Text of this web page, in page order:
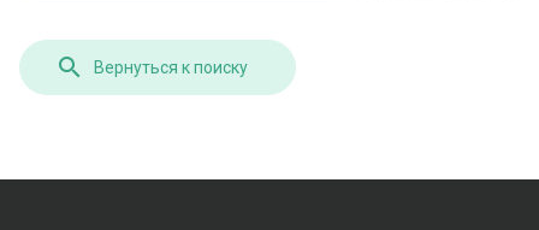
Вернуться к поиску